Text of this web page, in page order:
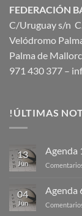
FEDERACIÓN
C/Uruguay s/n
Velódromo
Palma de
971 430 377 –
!ÚLTIMAS
13
Jun
Agenda
04
Jun
Agenda